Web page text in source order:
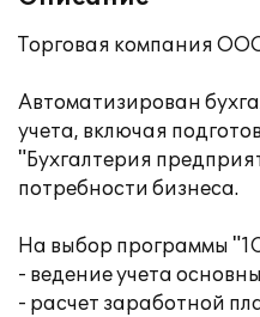
Торговая компания
Автоматизирован
учета, включая
"Бухгалтерия
потребности бизнеса.
На выбор программы
- ведение учета
- расчет заработной